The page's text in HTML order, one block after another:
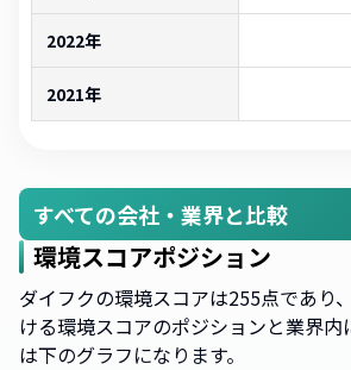
2022年
2021年
すべての会社・業界と比較
環境スコアポジション
ダイフクの環境スコアは255点であり
ける環境スコアのポジションと業界
は下のグラフになります。